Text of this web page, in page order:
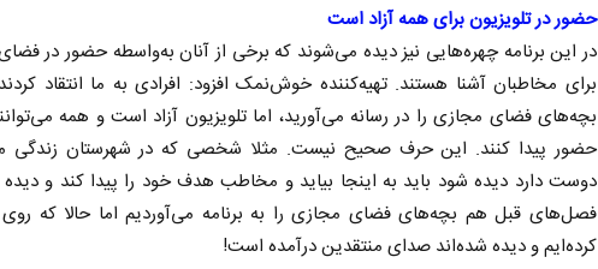
حضور در تلویزیون برای همه آزاد است
در این برنامه چهره‌هایی نیز دیده می‌شوند که برخی از آنان به‌واسطه حضور در
برای مخاطبان آشنا هستند. تهیه‌کننده خوش‌نمک افزود: افرادی به ما انتقاد
بچه‌های فضای مجازی را در رسانه می‌آورید، اما تلویزیون آزاد است و همه
حضور پیدا کنند. این حرف صحیح نیست. مثلا شخصی که در شهرستان زندگی
دوست دارد دیده شود باید به اینجا بیاید و مخاطب هدف خود را پیدا کند و
فصل‌های قبل هم بچه‌های فضای مجازی را به برنامه می‌آوردیم اما حالا که روی
کرده‌ایم و دیده شده‌اند صدای منتقدین درآمده است!